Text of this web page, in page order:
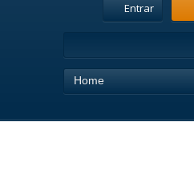
Entrar
Home